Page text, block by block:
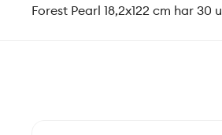
Forest Pearl 18,2x122 cm har